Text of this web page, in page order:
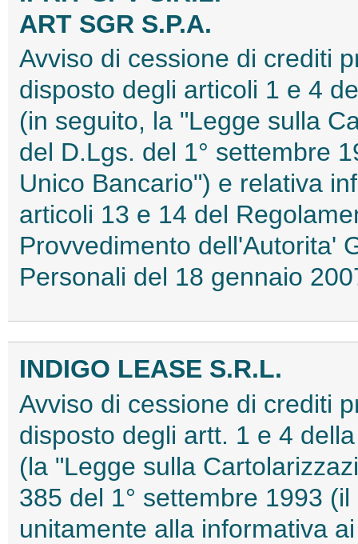
ART SGR S.P.A.
Avviso di cessione di crediti
disposto degli articoli 1 e 4
(in seguito, la "Legge sulla
del D.Lgs. del 1° settembre
Unico Bancario") e relativa
articoli 13 e 14 del
Provvedimento dell'Autorita'
Personali del 18 gennaio
INDIGO LEASE S.R.L.
Avviso di cessione di crediti
disposto degli artt. 1 e 4
(la "Legge sulla
385 del 1° settembre 1993
unitamente alla informativa